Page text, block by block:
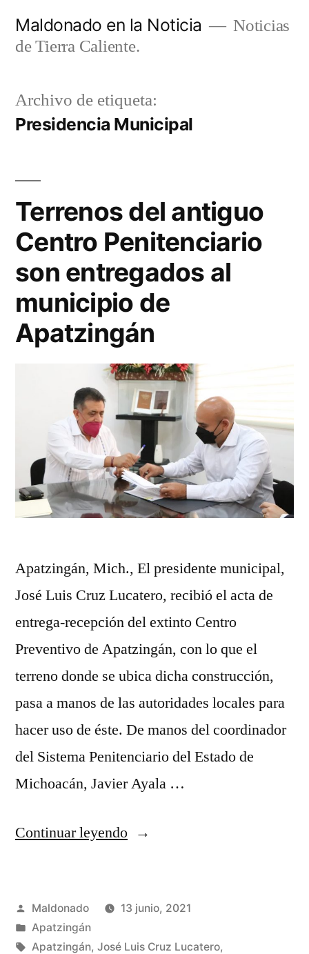
Maldonado en la Noticia
Noticias
de Tierra Caliente.
Archivo de etiqueta:
Presidencia Municipal
Terrenos del antiguo
Centro Penitenciario
son entregados al
municipio de
Apatzingán
Apatzingán, Mich., El presidente municipal,
José Luis Cruz Lucatero, recibió el acta de
entrega-recepción del extinto Centro
Preventivo de Apatzingán, con lo que el
terreno donde se ubica dicha construcción,
pasa a manos de las autoridades locales para
hacer uso de éste. De manos del coordinador
del Sistema Penitenciario del Estado de
Michoacán, Javier Ayala …
Continuar leyendo“Terrenos
Centro
Penitenciario
Publicado
por
Maldonado
13 junio, 2021
Publicada
en
Apatzingán
Etiquetas:
Apatzingán, José Luis Cruz Lucatero,